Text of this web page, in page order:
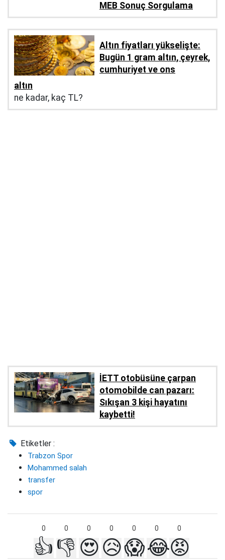
MEB Sonuç Sorgulama
Altın fiyatları yükselişte:
Bugün 1 gram altın, çeyrek,
cumhuriyet ve ons
altın
ne kadar, kaç TL?
İETT otobüsüne çarpan
otomobilde can pazarı:
Sıkışan 3 kişi hayatını
kaybetti!
Etiketler :
Trabzon Spor
Mohammed salah
transfer
spor
0 0 0 0 0 0 0
👍 👎 😍😥😱😂😡